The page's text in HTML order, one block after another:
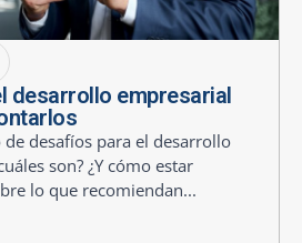
desarrollo empresarial
desafíos para el desarrollo
son? ¿Y cómo estar
lo que recomiendan...